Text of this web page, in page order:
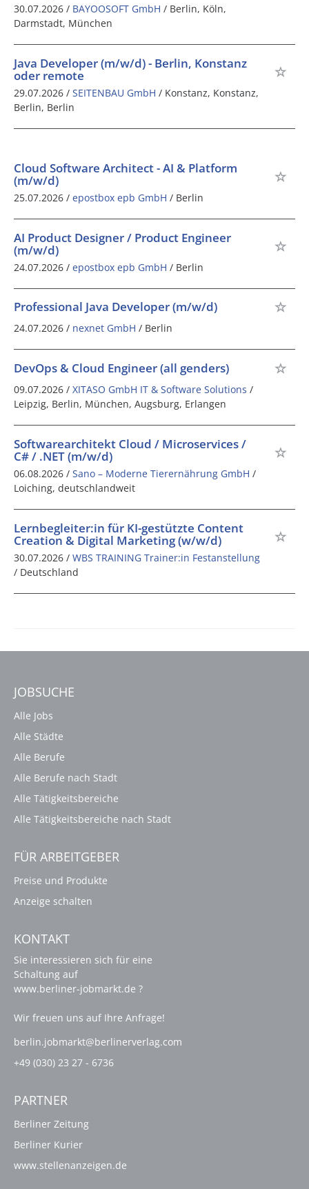
30.07.2026 / BAYOOSOFT GmbH / Berlin, Köln,
Darmstadt, München
Java Developer (m/w/d) - Berlin, Konstanz
oder remote
29.07.2026 / SEITENBAU GmbH / Konstanz, Konstanz,
Berlin, Berlin
Cloud Software Architect - AI & Platform
(m/w/d)
25.07.2026 / epostbox epb GmbH / Berlin
AI Product Designer / Product Engineer
(m/w/d)
24.07.2026 / epostbox epb GmbH / Berlin
Professional Java Developer (m/w/d)
24.07.2026 / nexnet GmbH / Berlin
DevOps & Cloud Engineer (all genders)
09.07.2026 / XITASO GmbH IT & Software Solutions /
Leipzig, Berlin, München, Augsburg, Erlangen
Softwarearchitekt Cloud / Microservices /
C# / .NET (m/w/d)
06.08.2026 / Sano – Moderne Tierernährung GmbH /
Loiching, deutschlandweit
Lernbegleiter:in für KI-gestützte Content
Creation & Digital Marketing (w/w/d)
30.07.2026 / WBS TRAINING Trainer:in Festanstellung
/ Deutschland
JOBSUCHE
Alle Jobs
Alle Städte
Alle Berufe
Alle Berufe nach Stadt
Alle Tätigkeitsbereiche
Alle Tätigkeitsbereiche nach Stadt
FÜR ARBEITGEBER
Preise und Produkte
Anzeige schalten
KONTAKT
Sie interessieren sich für eine
Schaltung auf
www.berliner-jobmarkt.de ?
Wir freuen uns auf Ihre Anfrage!
berlin.jobmarkt@berlinerverlag.com
+49 (030) 23 27 - 6736
PARTNER
Berliner Zeitung
Berliner Kurier
www.stellenanzeigen.de